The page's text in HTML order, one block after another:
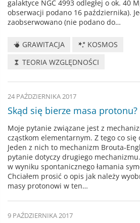
galaktyce NGC 4993 odległej o ok. 40
obserwacji podano 16 października).
zaobserwowano (nie podano do…
GRAWITACJA
KOSMOS
TEORIA WZGLĘDNOŚCI
24 PAŹDZIERNIKA 2017
Skąd się bierze masa protonu?
Moje pytanie związane jest z
cząstkom elementarnym. Z tego co
Jeden z nich to mechanizm Brouta-
pytanie dotyczy drugiego
w wyniku spontanicznego łamania
Chciałem prosić o opis jak należy
masy protonowi w ten…
9 PAŹDZIERNIKA 2017